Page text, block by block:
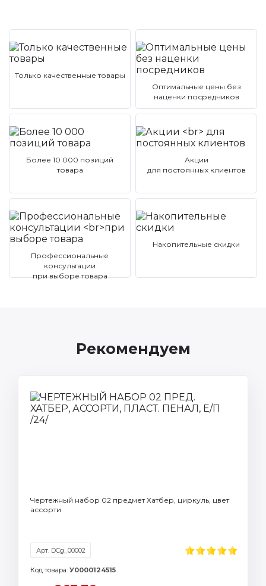
Только качественные товары
Оптимальные цены без
наценки посредников
Более 10 000 позиций
товара
Акции
для постоянных клиентов
Профессиональные
консультации
при выборе товара
Накопительные скидки
Рекомендуем
Чертежный набор 02 предмет Хатбер, циркуль, цвет
ассорти
Арт. DCg_00002
Код товара: У0000124515